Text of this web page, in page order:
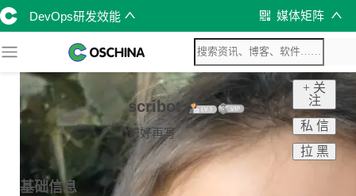
DevOps研发效能 媒体矩阵
scribot
想好再写
+ 关
注
私 信
拉 黑
基础信息